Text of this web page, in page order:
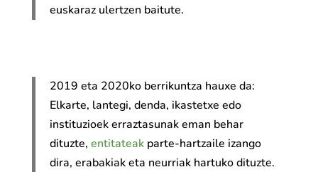
euskaraz ulertzen baitute.
2019 eta 2020ko berrikuntza hauxe da:
Elkarte, lantegi, denda, ikastetxe edo
instituzioek erraztasunak eman behar
dituzte, entitateakparte-hartzaile izango
dira, erabakiak eta neurriak hartuko dituzte.